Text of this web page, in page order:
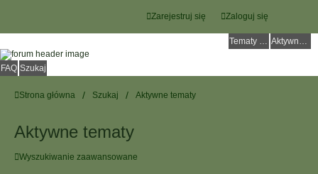
Zaloguj się
Zarejestruj się
Tematy bez odpowiedzi Aktywne tematy
FAQ Szukaj
Strona główna Szukaj Aktywne tematy
Aktywne tematy
Wyszukiwanie zaawansowane